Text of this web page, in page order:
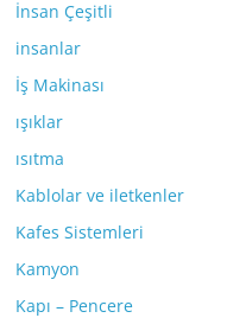
İnsan Çeşitli
insanlar
İş Makinası
ışıklar
ısıtma
Kablolar ve iletkenler
Kafes Sistemleri
Kamyon
Kapı – Pencere